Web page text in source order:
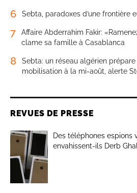
6 Sebta, paradoxes d’une frontière
7
Affaire Abderrahim Fakir:
clame sa famille à Casablanca
8
Sebta: un réseau algérien
mobilisation à la mi-août, alerte
REVUES DE PRESSE
Des téléphones espions
envahissent-ils Derb